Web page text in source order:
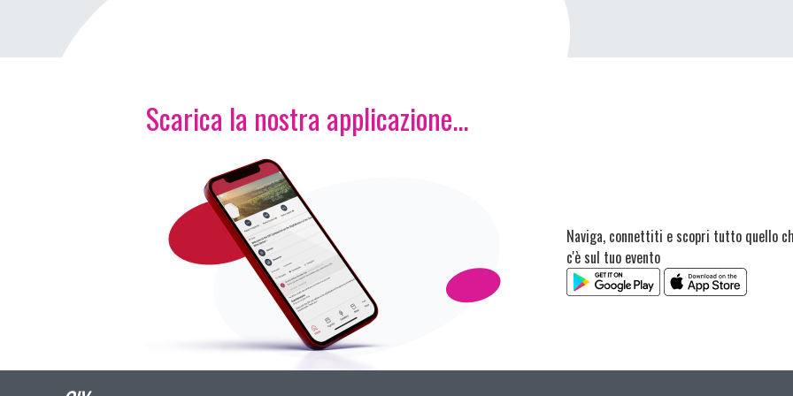
Scarica la nostra applicazione...
Naviga, connettiti e scopri tutto quello
c'è sul tuo evento